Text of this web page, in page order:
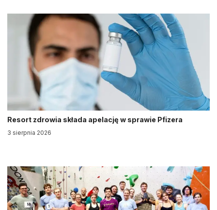
Resort zdrowia składa apelację w sprawie Pfizera
3 sierpnia 2026